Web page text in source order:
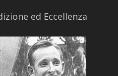
ed Eccellenza